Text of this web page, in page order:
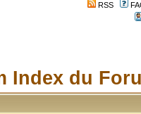
RSS
Index du